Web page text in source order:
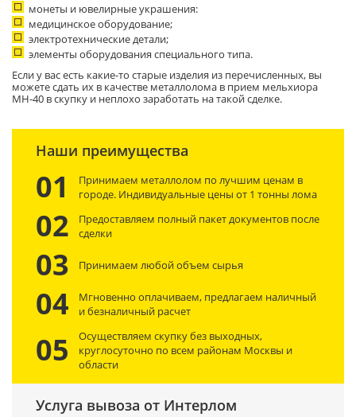
монеты и ювелирные украшения:
медицинское оборудование;
электротехнические детали;
элементы оборудования специального типа.
Если у вас есть какие-то старые изделия из перечисленных, вы
можете сдать их в качестве металлолома в прием мельхиора
МН-40 в скупку и неплохо заработать на такой сделке.
Наши преимущества
01
Принимаем металлолом по лучшим ценам в
городе. Индивидуальные цены от 1 тонны лома
02
Предоставляем полный пакет документов после
сделки
03 Принимаем любой объем сырья
04
Мгновенно оплачиваем, предлагаем наличный
и безналичный расчет
05
Осуществляем скупку без выходных,
круглосуточно по всем районам Москвы и
области
Услуга вывоза от Интерлом